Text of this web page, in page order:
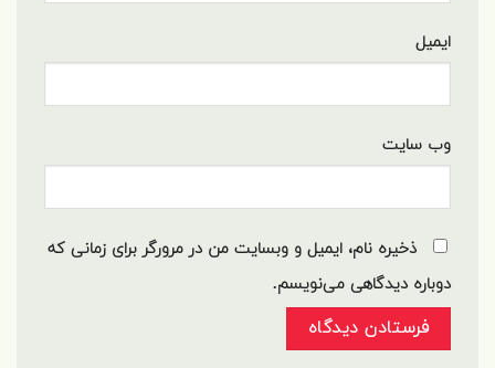
ایمیل
وب‌ سایت
ذخیره نام، ایمیل و وبسایت من در مرورگر برای زمانی که
دوباره دیدگاهی می‌نویسم.